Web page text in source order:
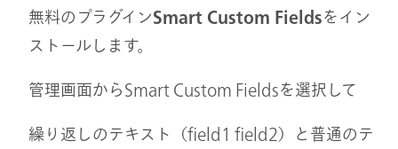
無料のプラグインSmart Custom Fieldsをイン
ストールします。
管理画面からSmart Custom Fieldsを選択して
繰り返しのテキスト（field1 field2）と普通のテ